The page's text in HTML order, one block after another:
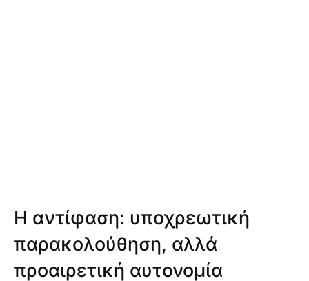
Η αντίφαση: υποχρεωτική
παρακολούθηση, αλλά
προαιρετική αυτονομία